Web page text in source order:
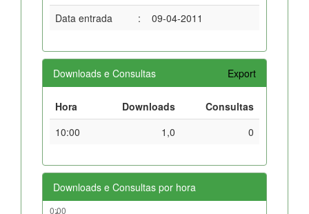
Data entrada
: 09-04-2011
Downloads e Consultas Export
Hora Downloads
Consultas
10:00
1,0 0
Downloads e Consultas por hora